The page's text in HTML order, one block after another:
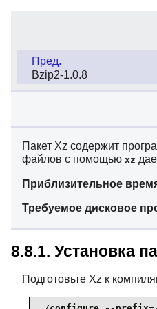
Пред.
Bzip2-1.0.8
Пакет Xz содержит
файлов с помощью xz
Приблизительное
Требуемое дисковое
8.8.1. Установка
Подготовьте Xz к